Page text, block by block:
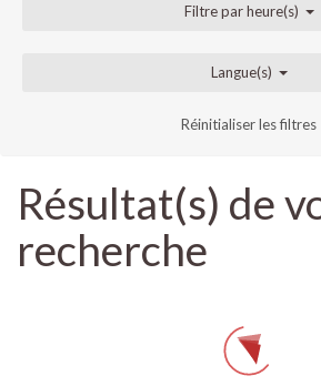
Filtre par heure(s)
Langue(s)
Réinitialiser les filtres
Résultat(s) de
recherche